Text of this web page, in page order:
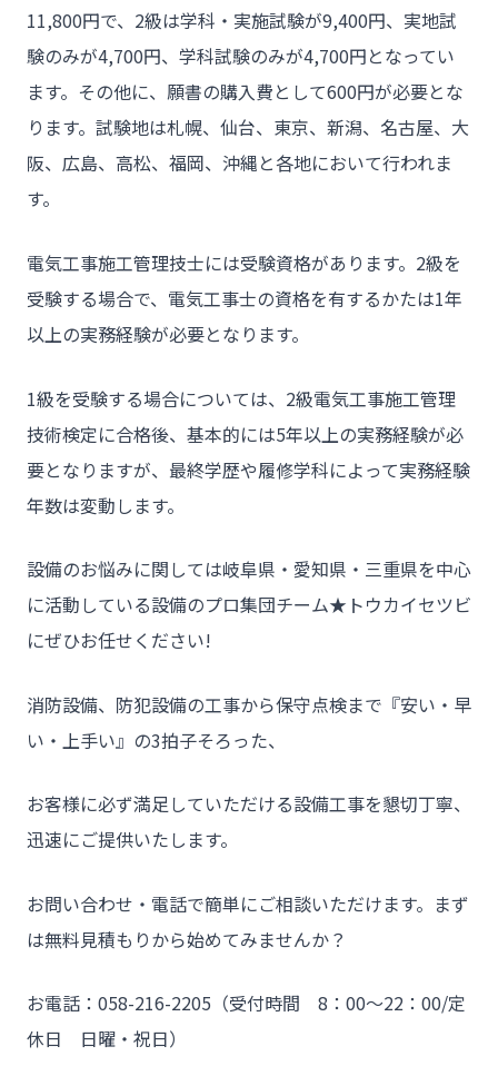
- 会社概要
- お問い合わせ
11,800円で、2級は学科・実施試験が9,400円、実地試
験のみが4,700円、学科試験のみが4,700円となってい
ます。その他に、願書の購入費として600円が必要とな
ります。試験地は札幌、仙台、東京、新潟、名古屋、大
阪、広島、高松、福岡、沖縄と各地において行われま
す。
電気工事施工管理技士には受験資格があります。2級を
受験する場合で、電気工事士の資格を有するかたは1年
以上の実務経験が必要となります。
1級を受験する場合については、2級電気工事施工管理
技術検定に合格後、基本的には5年以上の実務経験が必
要となりますが、最終学歴や履修学科によって実務経験
年数は変動します。
設備のお悩みに関しては岐阜県・愛知県・三重県を中心
に活動している設備のプロ集団チーム★トウカイセツビ
にぜひお任せください!
消防設備、防犯設備の工事から保守点検まで『安い・早
い・上手い』の3拍子そろった、
お客様に必ず満足していただける設備工事を懇切丁寧、
迅速にご提供いたします。
お問い合わせ・電話で簡単にご相談いただけます。まず
は無料見積もりから始めてみませんか？
お電話：058-216-2205（受付時間 8：00～22：00/定
休日 日曜・祝日）